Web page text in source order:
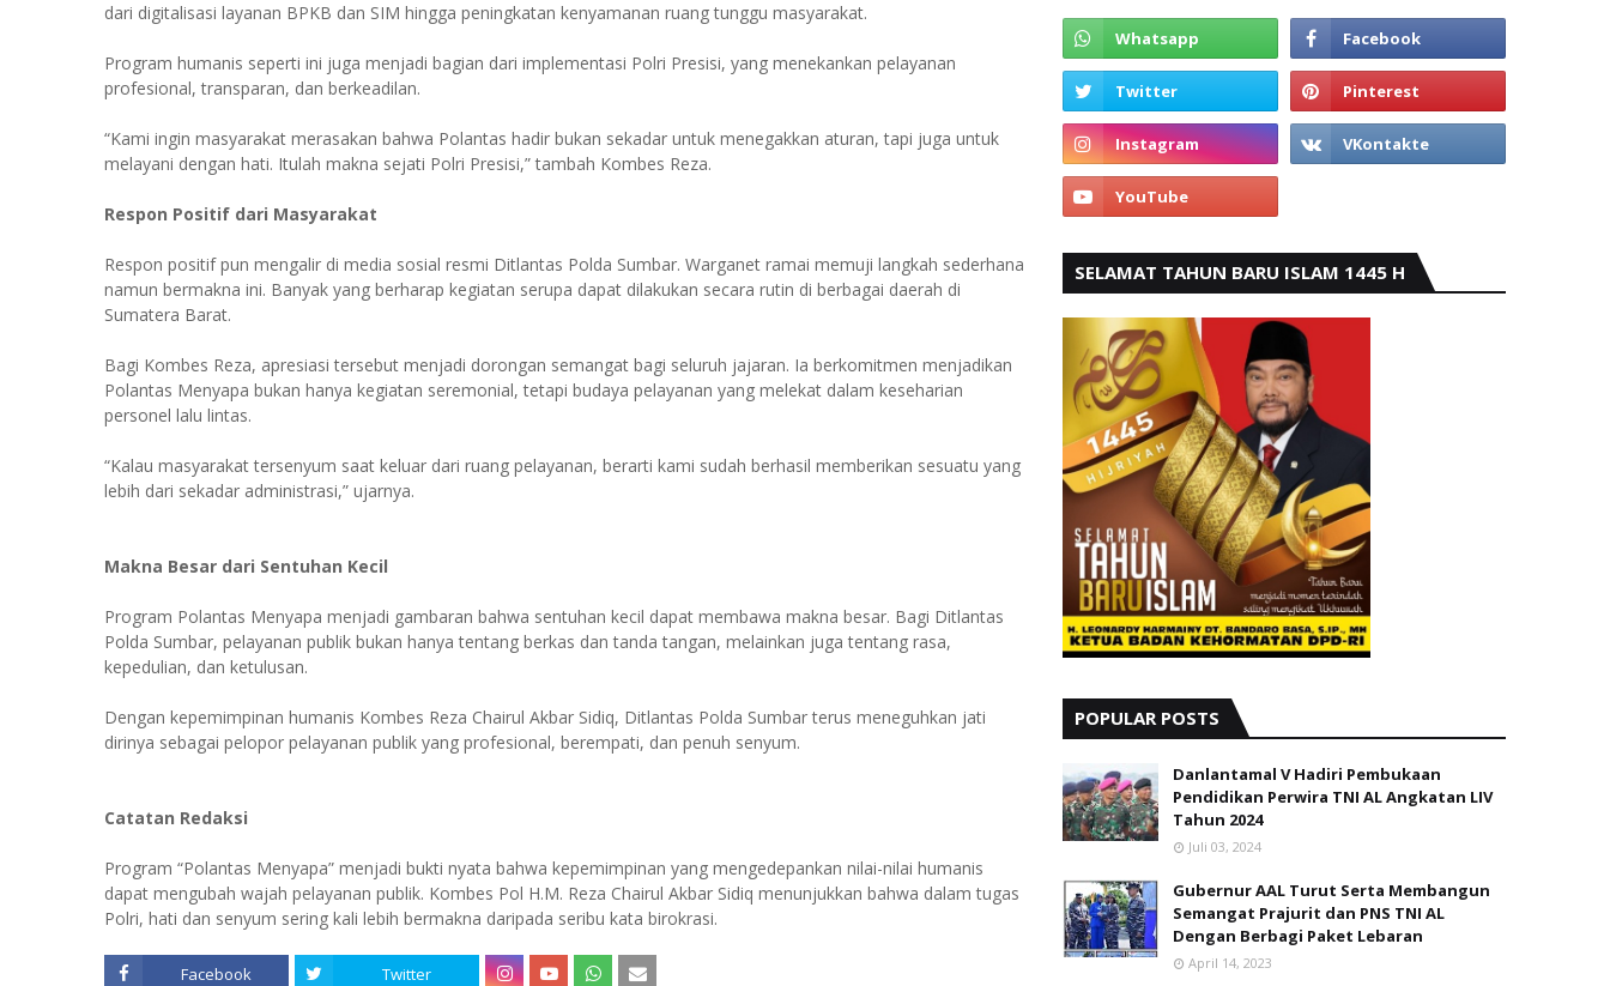
dari digitalisasi layanan BPKB dan SIM hingga peningkatan kenyamanan ruang tunggu masyarakat.
Program humanis seperti ini juga menjadi bagian dari implementasi Polri Presisi, yang menekankan pelayanan
profesional, transparan, dan berkeadilan.
“Kami ingin masyarakat merasakan bahwa Polantas hadir bukan sekadar untuk menegakkan aturan, tapi juga untuk
melayani dengan hati. Itulah makna sejati Polri Presisi,” tambah Kombes Reza.
Respon Positif dari Masyarakat
Respon positif pun mengalir di media sosial resmi Ditlantas Polda Sumbar. Warganet ramai memuji langkah sederhana
namun bermakna ini. Banyak yang berharap kegiatan serupa dapat dilakukan secara rutin di berbagai daerah di
Sumatera Barat.
Bagi Kombes Reza, apresiasi tersebut menjadi dorongan semangat bagi seluruh jajaran. Ia berkomitmen menjadikan
Polantas Menyapa bukan hanya kegiatan seremonial, tetapi budaya pelayanan yang melekat dalam keseharian
personel lalu lintas.
“Kalau masyarakat tersenyum saat keluar dari ruang pelayanan, berarti kami sudah berhasil memberikan sesuatu yang
lebih dari sekadar administrasi,” ujarnya.
Makna Besar dari Sentuhan Kecil
Program Polantas Menyapa menjadi gambaran bahwa sentuhan kecil dapat membawa makna besar. Bagi Ditlantas
Polda Sumbar, pelayanan publik bukan hanya tentang berkas dan tanda tangan, melainkan juga tentang rasa,
kepedulian, dan ketulusan.
Dengan kepemimpinan humanis Kombes Reza Chairul Akbar Sidiq, Ditlantas Polda Sumbar terus meneguhkan jati
dirinya sebagai pelopor pelayanan publik yang profesional, berempati, dan penuh senyum.
Catatan Redaksi
Program “Polantas Menyapa” menjadi bukti nyata bahwa kepemimpinan yang mengedepankan nilai-nilai humanis
dapat mengubah wajah pelayanan publik. Kombes Pol H.M. Reza Chairul Akbar Sidiq menunjukkan bahwa dalam tugas
Polri, hati dan senyum sering kali lebih bermakna daripada seribu kata birokrasi.
Facebook Twitter
SELAMAT TAHUN BARU ISLAM 1445 H
POPULAR POSTS
Danlantamal V Hadiri Pembukaan
Pendidikan Perwira TNI AL Angkatan LIV
Tahun 2024
Juli 03, 2024
Gubernur AAL Turut Serta Membangun
Semangat Prajurit dan PNS TNI AL
Dengan Berbagi Paket Lebaran
April 14, 2023